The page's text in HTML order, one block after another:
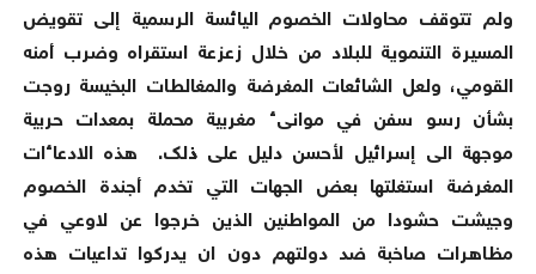
ولم تتوقف محاولات الخصوم اليائسة الرسمية إلى تقويض
المسيرة التنموية للبلاد من خلال زعزعة استقراه وضرب أمنه
القومي، ولعل الشائعات المغرضة والمغالطات البخيسة روجت
بشأن رسو سفن في موانىء مغربية محملة بمعدات حربية
موجهة الى إسرائيل لأحسن دليل على ذلك. هذه الادعاءات
المغرضة استغلتها بعض الجهات التي تخدم أجندة الخصوم
وجيشت حشودا من المواطنين الذين خرجوا عن لاوعي في
مظاهرات صاخبة ضد دولتهم دون ان يدركوا تداعيات هذه